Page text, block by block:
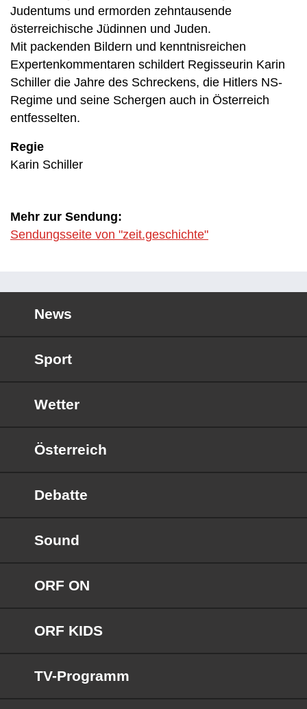
Judentums und ermorden zehntausende
österreichische Jüdinnen und Juden.
Mit packenden Bildern und kenntnisreichen
Expertenkommentaren schildert Regisseurin Karin
Schiller die Jahre des Schreckens, die Hitlers NS-
Regime und seine Schergen auch in Österreich
entfesselten.
Regie
Karin Schiller
Mehr zur Sendung:
Sendungsseite von "zeit.geschichte"
News
Sport
Wetter
Österreich
Debatte
Sound
ORF ON
ORF KIDS
TV-Programm